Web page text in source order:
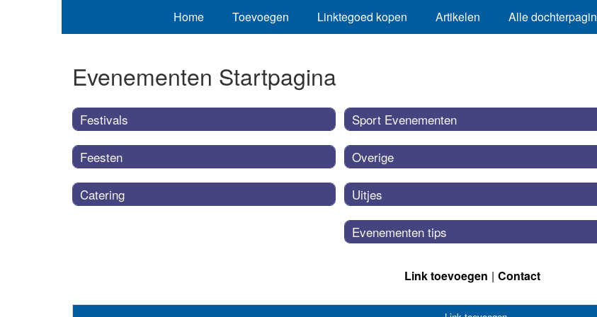
Home Toevoegen Linktegoed kopen Artikelen Alle
Evenementen Startpagina
Festivals
Feesten
Catering
Sport Evenementen
Overige
Uitjes
Evenementen tips
Link toevoegen Contact